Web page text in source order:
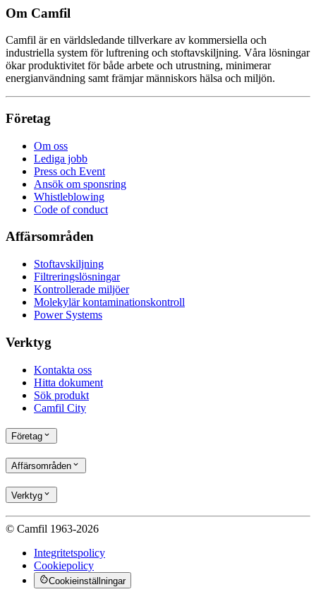
Om Camfil
Camfil är en världsledande tillverkare av kommersiella och
industriella system för luftrening och stoftavskiljning. Våra lösningar
ökar produktivitet för både arbete och utrustning, minimerar
energianvändning samt främjar människors hälsa och miljön.
Företag
Om oss
Lediga jobb
Press och Event
Ansök om sponsring
Whistleblowing
Code of conduct
Affärsområden
Stoftavskiljning
Filtreringslösningar
Kontrollerade miljöer
Molekylär kontaminationskontroll
Power Systems
Verktyg
Kontakta oss
Hitta dokument
Sök produkt
Camfil City
Företag
Affärsområden
Verktyg
© Camfil 1963-2026
Integritetspolicy
Cookiepolicy
Cookieinställningar